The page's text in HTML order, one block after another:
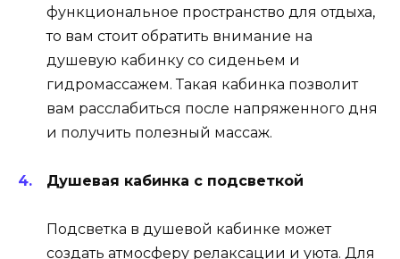
функциональное пространство для отдыха,
то вам стоит обратить внимание на
душевую кабинку со сиденьем и
гидромассажем. Такая кабинка позволит
вам расслабиться после напряженного дня
и получить полезный массаж.
Душевая кабинка с подсветкой
Подсветка в душевой кабинке может
создать атмосферу релаксации и уюта. Для